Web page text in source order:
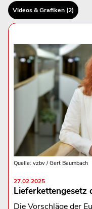
Videos & Grafiken (2)
Quelle: vzbv / Gert Baumbach
27.02.2025
Lieferkettengesetz
Die Vorschläge der